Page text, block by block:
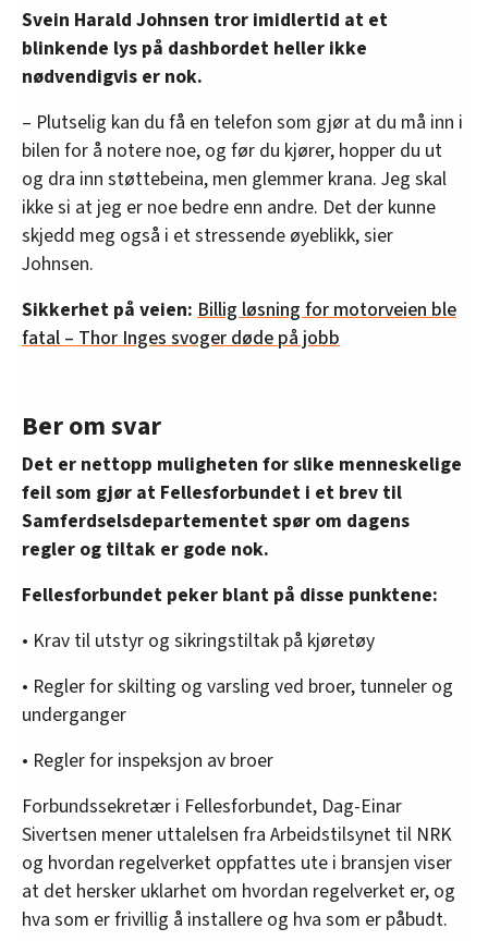
Svein Harald Johnsen tror imidlertid at et
blinkende lys på dashbordet heller ikke
nødvendigvis er nok.
– Plutselig kan du få en telefon som gjør at du må inn i
bilen for å notere noe, og før du kjører, hopper du ut
og dra inn støttebeina, men glemmer krana. Jeg skal
ikke si at jeg er noe bedre enn andre. Det der kunne
skjedd meg også i et stressende øyeblikk, sier
Johnsen.
Sikkerhet på veien: Billig løsning for motorveien ble
fatal – Thor Inges svoger døde på jobb
Ber om svar
Det er nettopp muligheten for slike menneskelige
feil som gjør at Fellesforbundet i et brev til
Samferdselsdepartementet spør om dagens
regler og tiltak er gode nok.
Fellesforbundet peker blant på disse punktene:
• Krav til utstyr og sikringstiltak på kjøretøy
• Regler for skilting og varsling ved broer, tunneler og
underganger
• Regler for inspeksjon av broer
Forbundssekretær i Fellesforbundet, Dag-Einar
Sivertsen mener uttalelsen fra Arbeidstilsynet til NRK
og hvordan regelverket oppfattes ute i bransjen viser
at det hersker uklarhet om hvordan regelverket er, og
hva som er frivillig å installere og hva som er påbudt.